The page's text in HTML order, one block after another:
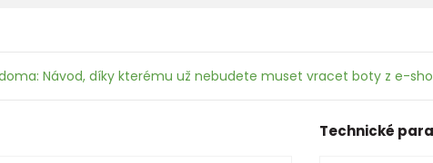
Návod, díky kterému už nebudete muset vracet boty z e-
Technické